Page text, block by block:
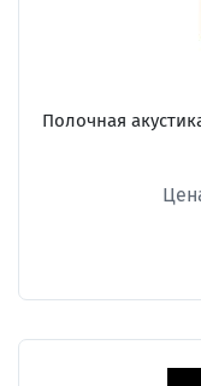
Полочная